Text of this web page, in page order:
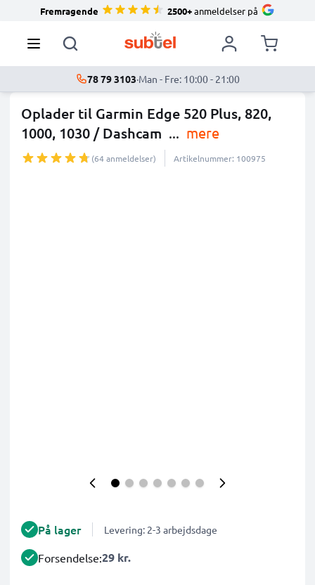
Fremragende 2500+anmeldelser på
78 79 3103·Man - Fre: 10:00 - 21:00
Oplader til Garmin Edge 520 Plus, 820,
1000, 1030 / Dashcam ... mere
(64 anmeldelser) Artikelnummer: 100975
På lager Levering: 2-3 arbejdsdage
Forsendelse:29 kr.